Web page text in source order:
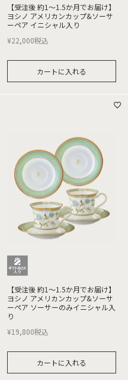
【受注後 約1～1.5か月でお届け】
ヨシノ アメリカンカップ&ソーサ
ーペア イニシャル入り
¥22,000税込
カートに入れる
【受注後 約1～1.5か月でお届け】
ヨシノ アメリカンカップ&ソーサ
ーペア ソーサーのみイニシャル入
り
¥19,800税込
カートに入れる